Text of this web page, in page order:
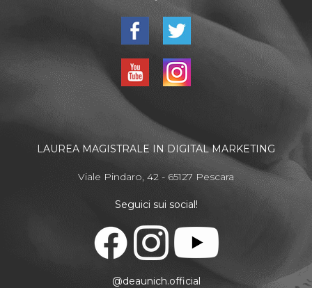
LAUREA MAGISTRALE IN DIGITAL MARKETING
Viale Pindaro, 42 - 65127 Pescara
Seguici sui social!
@deaunich.official